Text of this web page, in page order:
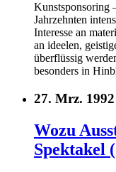
Kunstsponsoring
Jahrzehnten
Interesse an
an ideelen,
überflüssig
besonders in
27. Mrz.
Wozu
Spektakel